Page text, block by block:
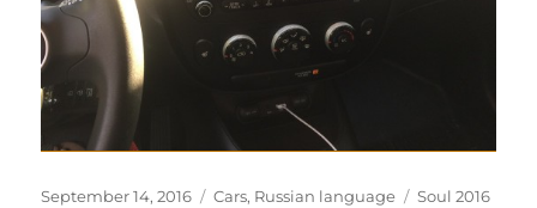
Posted
September 14, 2016 Categories
Cars, Russian language Tags
Soul 2016